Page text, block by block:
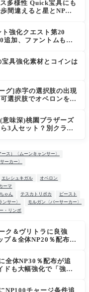
多様性 Quick宝具にも
間違えると星とNP楽
ト強化クエスト第20
追加、ファントムも大
宝具強化素材とコインは
グ]赤字の選択肢の出現
選択肢でオベロンを疑
味深)桃園ブラザーズ
3人セット？別クラス
ス）〈ムーンキャンサー〉
ーカー〉
エレシュキガル
オベロン
ーマ
ゃん テスカトリポカ
ビースト
サー〉
モルガン〈バーサーカー〉
・リンボ
ク＆ヴリトラに良強
プ＆全体NP20％配布で
全体NP30％配布が追
ドも大幅強化で「強す
NP100チャージ条件追